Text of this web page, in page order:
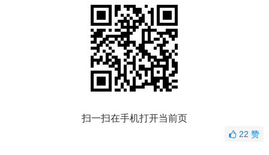
扫一扫在手机打开当前页
22赞